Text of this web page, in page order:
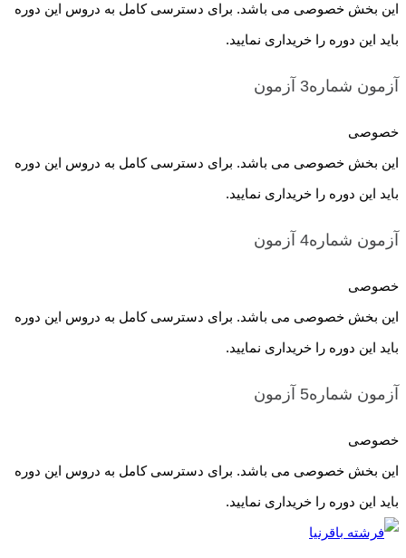
این بخش خصوصی می باشد. برای دسترسی کامل به دروس این دوره
باید این دوره را خریداری نمایید.
آزمون شماره3 آزمون
خصوصی
این بخش خصوصی می باشد. برای دسترسی کامل به دروس این دوره
باید این دوره را خریداری نمایید.
آزمون شماره4 آزمون
خصوصی
این بخش خصوصی می باشد. برای دسترسی کامل به دروس این دوره
باید این دوره را خریداری نمایید.
آزمون شماره5 آزمون
خصوصی
این بخش خصوصی می باشد. برای دسترسی کامل به دروس این دوره
باید این دوره را خریداری نمایید.